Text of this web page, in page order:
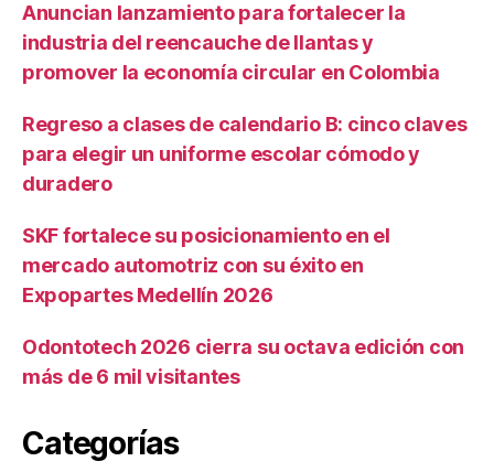
Anuncian lanzamiento para fortalecer la
industria del reencauche de llantas y
promover la economía circular en Colombia
Regreso a clases de calendario B: cinco claves
para elegir un uniforme escolar cómodo y
duradero
SKF fortalece su posicionamiento en el
mercado automotriz con su éxito en
Expopartes Medellín 2026
Odontotech 2026 cierra su octava edición con
más de 6 mil visitantes
Categorías